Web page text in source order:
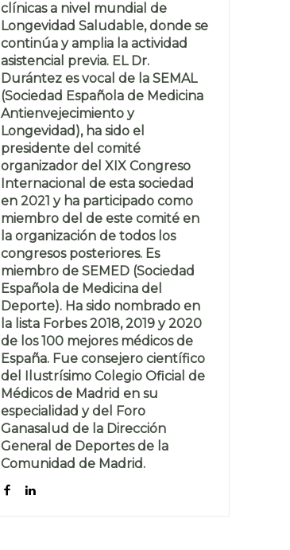
clínicas a nivel mundial de
Longevidad Saludable, donde se
continúa y amplia la actividad
asistencial previa. EL Dr.
Durántez es vocal de la SEMAL
(Sociedad Española de Medicina
Antienvejecimiento y
Longevidad), ha sido el
presidente del comité
organizador del XIX Congreso
Internacional de esta sociedad
en 2021 y ha participado como
miembro del de este comité en
la organización de todos los
congresos posteriores. Es
miembro de SEMED (Sociedad
Española de Medicina del
Deporte). Ha sido nombrado en
la lista Forbes 2018, 2019 y 2020
de los 100 mejores médicos de
España. Fue consejero científico
del Ilustrísimo Colegio Oficial de
Médicos de Madrid en su
especialidad y del Foro
Ganasalud de la Dirección
General de Deportes de la
Comunidad de Madrid.